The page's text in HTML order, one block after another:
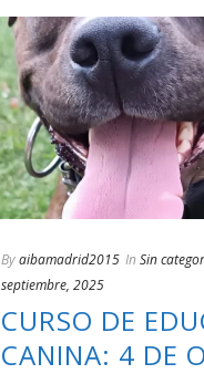
Byaibamadrid2015 In Sin
septiembre, 2025
CURSO DE
CANINA: 4 DE